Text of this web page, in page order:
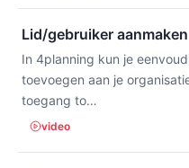
Lid/gebruiker aanmaken
In 4planning kun je
toevoegen aan je
toegang to…
video